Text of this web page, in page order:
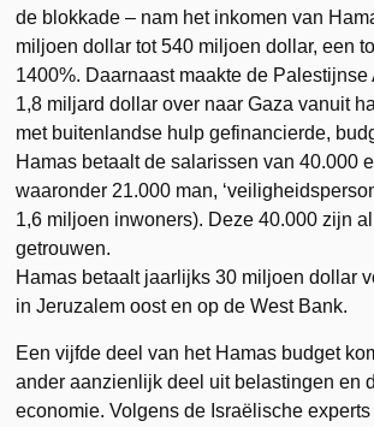
de blokkade – nam het inkomen van
miljoen dollar tot 540 miljoen dollar, een
1400%. Daarnaast maakte de
1,8 miljard dollar over naar Gaza vanuit
met buitenlandse hulp gefinancierde,
Hamas betaalt de salarissen van 40.000
waaronder 21.000 man,
1,6 miljoen inwoners). Deze 40.000 zijn
getrouwen.
Hamas betaalt jaarlijks 30 miljoen dollar
in Jeruzalem oost en op de West Bank.
Een vijfde deel van het Hamas budget
ander aanzienlijk deel uit belastingen en
economie. Volgens de Israëlische experts